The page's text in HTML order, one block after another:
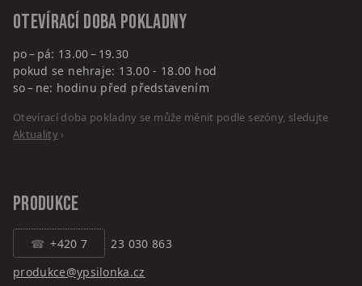
Otevírací doba pokladny
po – pá: 13.00 – 19.30
pokud se nehraje: 13.00 - 18.00 hod
so – ne: hodinu před představením
Otevírací doba pokladny se může měnit podle sezóny, sledujte
Aktuality›
PRODUKCE
+420 7
23 030 863
produkce@ypsilonka.cz